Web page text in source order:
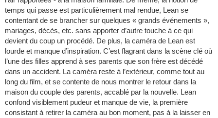
temps qui passe est particulièrement mal rendue, Lean se
contentant de se brancher sur quelques « grands événements »,
mariages, décès, etc. sans apporter d’autre touche à ce qui
devient du coup un procédé. De plus, la caméra de Lean est
lourde et manque d’inspiration. C’est flagrant dans la scène clé où
l’une des filles apprend à ses parents que son frère est décédé
dans un accident. La caméra reste à l’extérieur, comme tout au
long du film, et se contente de nous montrer le retour dans la
maison du couple des parents, accablé par la nouvelle. Lean
confond visiblement pudeur et manque de vie, la première
consistant à retirer la caméra au bon moment, pas à la laisser en